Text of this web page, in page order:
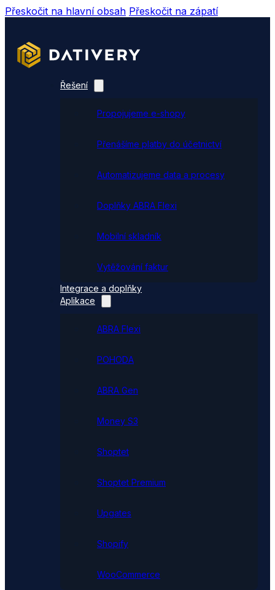
Přeskočit na hlavní obsah Přeskočit na zápatí
Řešení
Propojujeme e-shopy
Přenášíme platby do účetnictví
Automatizujeme data a procesy
Doplňky ABRA Flexi
Mobilní skladník
Vytěžování faktur
Integrace a doplňky
Aplikace
ABRA Flexi
POHODA
ABRA Gen
Money S3
Shoptet
Shoptet Premium
Upgates
Shopify
WooCommerce